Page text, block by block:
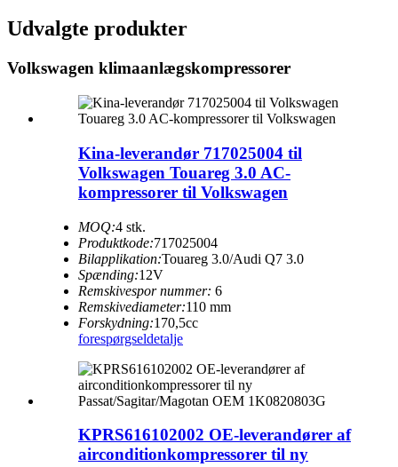
Udvalgte produkter
Volkswagen klimaanlægskompressorer
Kina-leverandør 717025004 til
Volkswagen Touareg 3.0 AC-
kompressorer til Volkswagen
MOQ:4 stk.
Produktkode:717025004
Bilapplikation:Touareg 3.0/Audi Q7 3.0
Spænding:12V
Remskivespor nummer: 6
Remskivediameter:110 mm
Forskydning:170,5cc
forespørgseldetalje
KPRS616102002 OE-leverandører af
airconditionkompressorer til ny